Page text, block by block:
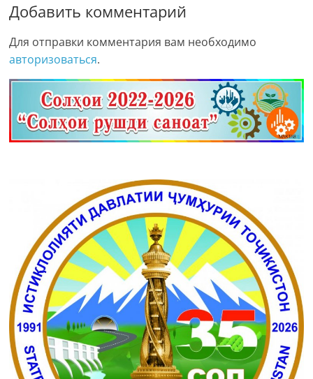
Добавить комментарий
Для отправки комментария вам необходимо
авторизоваться.